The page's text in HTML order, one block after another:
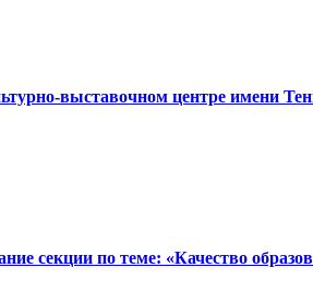
выставочном центре имени
секции по теме: «Качество